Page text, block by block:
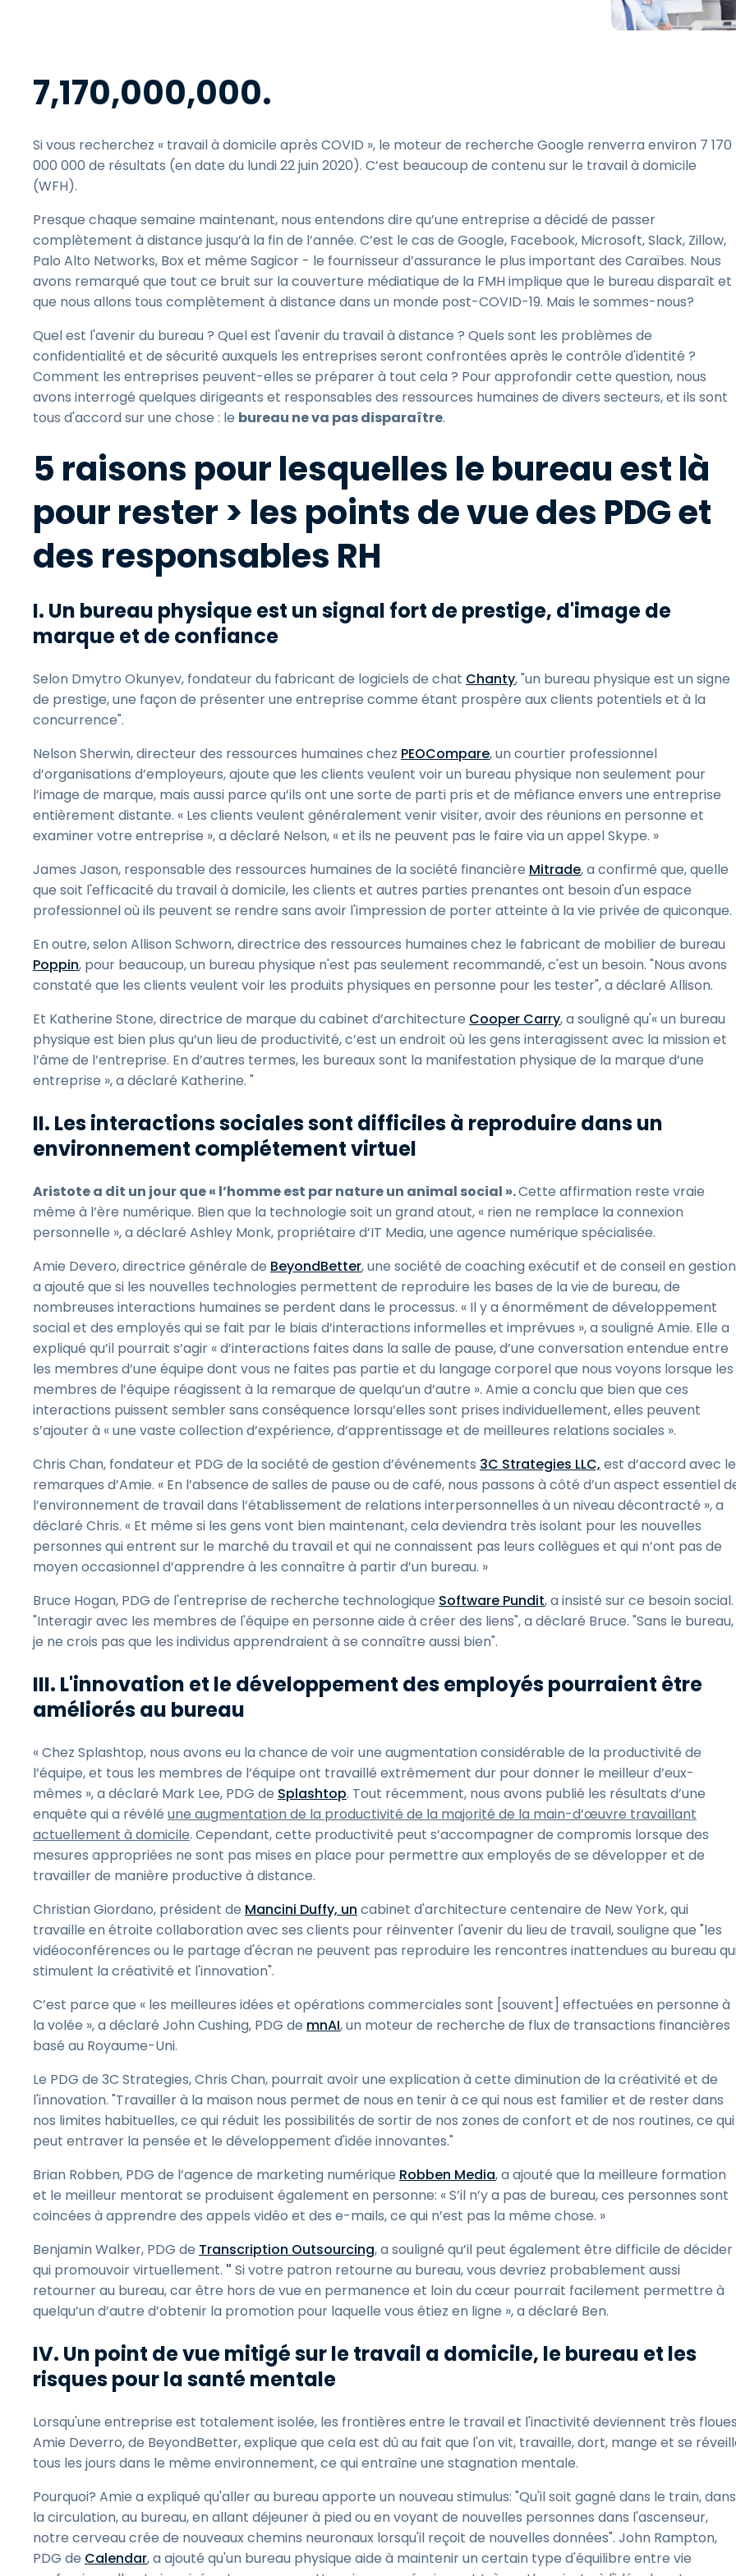
informatiques
Sécurité des points
Voir tous les besoins
7,170,000,000.
Si vous recherchez « travail à domicile après COVID », le moteur de recherche Google renverra environ 7 170
000 000 de résultats (en date du lundi 22 juin 2020). C’est beaucoup de contenu sur le travail à domicile
(WFH).
Presque chaque semaine maintenant, nous entendons dire qu’une entreprise a décidé de passer
complètement à distance jusqu’à la fin de l’année. C’est le cas de Google, Facebook, Microsoft, Slack, Zillow,
Palo Alto Networks, Box et même Sagicor - le fournisseur d’assurance le plus important des Caraïbes. Nous
avons remarqué que tout ce bruit sur la couverture médiatique de la FMH implique que le bureau disparaît et
que nous allons tous complètement à distance dans un monde post-COVID-19. Mais le sommes-nous?
Quel est l'avenir du bureau ? Quel est l'avenir du travail à distance ? Quels sont les problèmes de
confidentialité et de sécurité auxquels les entreprises seront confrontées après le contrôle d'identité ?
Comment les entreprises peuvent-elles se préparer à tout cela ? Pour approfondir cette question, nous
avons interrogé quelques dirigeants et responsables des ressources humaines de divers secteurs, et ils sont
tous d'accord sur une chose : le bureau ne va pas disparaître.
5 raisons pour lesquelles le bureau est là
pour rester > les points de vue des PDG et
des responsables RH
I. Un bureau physique est un signal fort de prestige, d'image de
marque et de confiance
Selon Dmytro Okunyev, fondateur du fabricant de logiciels de chat Chanty, "un bureau physique est un signe
de prestige, une façon de présenter une entreprise comme étant prospère aux clients potentiels et à la
concurrence".
Nelson Sherwin, directeur des ressources humaines chez PEOCompare, un courtier professionnel
d’organisations d’employeurs, ajoute que les clients veulent voir un bureau physique non seulement pour
l’image de marque, mais aussi parce qu’ils ont une sorte de parti pris et de méfiance envers une entreprise
entièrement distante. « Les clients veulent généralement venir visiter, avoir des réunions en personne et
examiner votre entreprise », a déclaré Nelson, « et ils ne peuvent pas le faire via un appel Skype. »
James Jason, responsable des ressources humaines de la société financière Mitrade, a confirmé que, quelle
que soit l'efficacité du travail à domicile, les clients et autres parties prenantes ont besoin d'un espace
professionnel où ils peuvent se rendre sans avoir l'impression de porter atteinte à la vie privée de quiconque.
En outre, selon Allison Schworn, directrice des ressources humaines chez le fabricant de mobilier de bureau
Poppin, pour beaucoup, un bureau physique n'est pas seulement recommandé, c'est un besoin. "Nous avons
constaté que les clients veulent voir les produits physiques en personne pour les tester", a déclaré Allison.
Et Katherine Stone, directrice de marque du cabinet d’architecture Cooper Carry, a souligné qu'« un bureau
physique est bien plus qu’un lieu de productivité, c’est un endroit où les gens interagissent avec la mission et
l’âme de l’entreprise. En d’autres termes, les bureaux sont la manifestation physique de la marque d’une
entreprise », a déclaré Katherine. "
II. Les interactions sociales sont difficiles à reproduire dans un
environnement complétement virtuel
Aristote a dit un jour que « l’homme est par nature un animal social ».Cette affirmation reste vraie
même à l’ère numérique. Bien que la technologie soit un grand atout, « rien ne remplace la connexion
personnelle », a déclaré Ashley Monk, propriétaire d’IT Media, une agence numérique spécialisée.
Amie Devero, directrice générale de BeyondBetter, une société de coaching exécutif et de conseil en
a ajouté que si les nouvelles technologies permettent de reproduire les bases de la vie de bureau, de
nombreuses interactions humaines se perdent dans le processus. « Il y a énormément de développement
social et des employés qui se fait par le biais d’interactions informelles et imprévues », a souligné Amie. Elle a
expliqué qu’il pourrait s’agir « d’interactions faites dans la salle de pause, d’une conversation entendue entre
les membres d’une équipe dont vous ne faites pas partie et du langage corporel que nous voyons lorsque les
membres de l’équipe réagissent à la remarque de quelqu’un d’autre ». Amie a conclu que bien que ces
interactions puissent sembler sans conséquence lorsqu’elles sont prises individuellement, elles peuvent
s’ajouter à « une vaste collection d’expérience, d’apprentissage et de meilleures relations sociales ».
Chris Chan, fondateur et PDG de la société de gestion d’événements 3C Strategies LLC, est d’accord avec
remarques d’Amie. « En l’absence de salles de pause ou de café, nous passons à côté d’un aspect essentiel
l’environnement de travail dans l’établissement de relations interpersonnelles à un niveau décontracté », a
déclaré Chris. « Et même si les gens vont bien maintenant, cela deviendra très isolant pour les nouvelles
personnes qui entrent sur le marché du travail et qui ne connaissent pas leurs collègues et qui n’ont pas de
moyen occasionnel d’apprendre à les connaître à partir d’un bureau. »
Bruce Hogan, PDG de l'entreprise de recherche technologique Software Pundit, a insisté sur ce besoin social.
"Interagir avec les membres de l'équipe en personne aide à créer des liens", a déclaré Bruce. "Sans le bureau,
je ne crois pas que les individus apprendraient à se connaître aussi bien".
III. L'innovation et le développement des employés pourraient être
améliorés au bureau
« Chez Splashtop, nous avons eu la chance de voir une augmentation considérable de la productivité de
l’équipe, et tous les membres de l’équipe ont travaillé extrêmement dur pour donner le meilleur d’eux-
mêmes », a déclaré Mark Lee, PDG de Splashtop. Tout récemment, nous avons publié les résultats d’une
enquête qui a révélé une augmentation de la productivité de la majorité de la main-d’œuvre travaillant
actuellement à domicile. Cependant, cette productivité peut s’accompagner de compromis lorsque des
mesures appropriées ne sont pas mises en place pour permettre aux employés de se développer et de
travailler de manière productive à distance.
Christian Giordano, président de Mancini Duffy, un cabinet d'architecture centenaire de New York, qui
travaille en étroite collaboration avec ses clients pour réinventer l'avenir du lieu de travail, souligne que "les
vidéoconférences ou le partage d'écran ne peuvent pas reproduire les rencontres inattendues au bureau
stimulent la créativité et l'innovation".
C’est parce que « les meilleures idées et opérations commerciales sont [souvent] effectuées en personne à
la volée », a déclaré John Cushing, PDG de mnAI, un moteur de recherche de flux de transactions financières
basé au Royaume-Uni.
Le PDG de 3C Strategies, Chris Chan, pourrait avoir une explication à cette diminution de la créativité et de
l'innovation. "Travailler à la maison nous permet de nous en tenir à ce qui nous est familier et de rester dans
nos limites habituelles, ce qui réduit les possibilités de sortir de nos zones de confort et de nos routines, ce qui
peut entraver la pensée et le développement d'idée innovantes."
Brian Robben, PDG de l’agence de marketing numérique Robben Media, a ajouté que la meilleure formation
et le meilleur mentorat se produisent également en personne: « S’il n’y a pas de bureau, ces personnes sont
coincées à apprendre des appels vidéo et des e-mails, ce qui n’est pas la même chose. »
Benjamin Walker, PDG de Transcription Outsourcing, a souligné qu’il peut également être difficile de décider
qui promouvoir virtuellement. " Si votre patron retourne au bureau, vous devriez probablement aussi
retourner au bureau, car être hors de vue en permanence et loin du cœur pourrait facilement permettre à
quelqu’un d’autre d’obtenir la promotion pour laquelle vous étiez en ligne », a déclaré Ben.
IV. Un point de vue mitigé sur le travail a domicile, le bureau et les
risques pour la santé mentale
Lorsqu'une entreprise est totalement isolée, les frontières entre le travail et l'inactivité deviennent très
Amie Deverro, de BeyondBetter, explique que cela est dû au fait que l'on vit, travaille, dort, mange et se
tous les jours dans le même environnement, ce qui entraîne une stagnation mentale.
Pourquoi? Amie a expliqué qu'aller au bureau apporte un nouveau stimulus: "Qu'il soit gagné dans le train, dans
la circulation, au bureau, en allant déjeuner à pied ou en voyant de nouvelles personnes dans l'ascenseur,
notre cerveau crée de nouveaux chemins neuronaux lorsqu'il reçoit de nouvelles données". John Rampton,
PDG de Calendar, a ajouté qu'un bureau physique aide à maintenir un certain type d'équilibre entre vie